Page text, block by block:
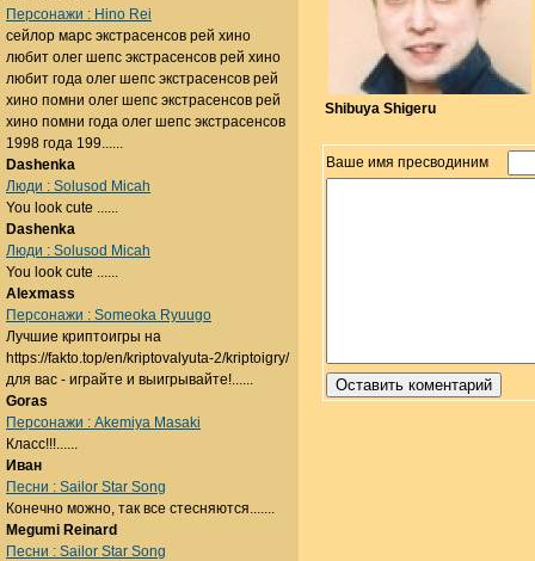
Shibuya Shigeru
Ваше имя пресводиним
Персонажи : Hino Rei
сейлор марс экстрасенсов рей хино
любит олег шепс экстрасенсов рей хино
любит года олег шепс экстрасенсов рей
хино помни олег шепс экстрасенсов рей
хино помни года олег шепс экстрасенсов
1998 года 199......
Dashenka
Люди : Solusod Micah
You look cute ......
Dashenka
Люди : Solusod Micah
You look cute ......
Alexmass
Персонажи : Someoka Ryuugo
Лучшие криптоигры на
https://fakto.top/en/kriptovalyuta-2/kriptoigry/
для вас - играйте и выигрывайте!......
Goras
Персонажи : Akemiya Masaki
Класс!!!......
Иван
Песни : Sailor Star Song
Конечно можно, так все стесняются.......
Megumi Reinard
Песни : Sailor Star Song